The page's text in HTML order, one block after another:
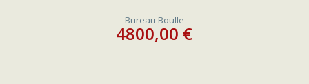
Bureau Boulle
4800,00 €